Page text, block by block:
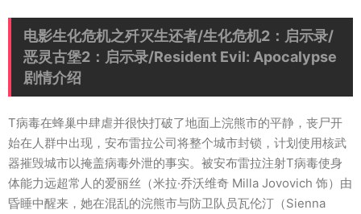
电影生化危机之歼灭生还者/生化危机2：启示录/
恶灵古堡2：启示录/Resident Evil: Apocalypse
剧情介绍
T病毒在蜂巢中肆虐并很快打破了地面上浣熊市的平静，丧尸开
始在人群中出现，安布雷拉公司将整个城市封锁，计划使用核武
器摧毁城市以掩盖病毒外泄的事实。被安布雷拉注射T病毒使身
体能力远超常人的爱丽丝（米拉·乔沃维奇 Milla Jovovich 饰）由
昏睡中醒来，她在混乱的浣熊市与防卫队员瓦伦汀（Sienna